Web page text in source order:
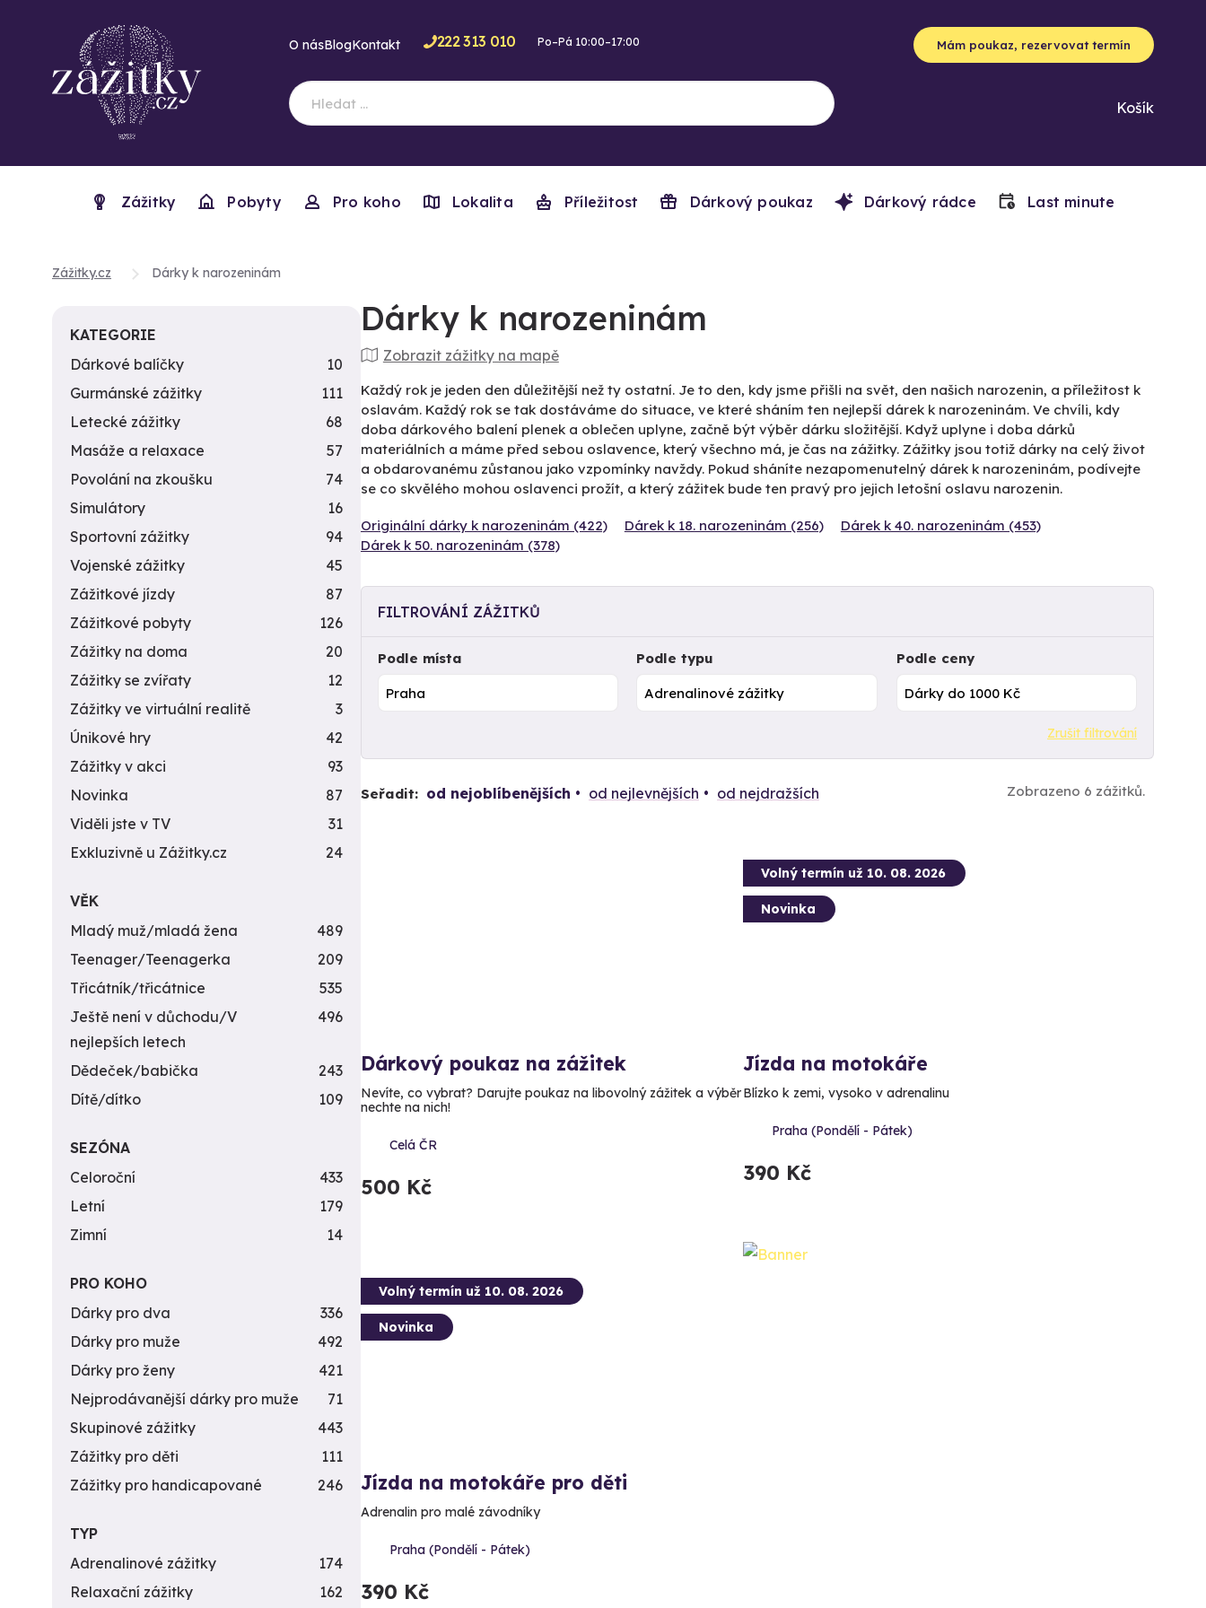
O násBlogKontakt 222 313 010 Po–Pá 10:00–17:00 Mám poukaz, rezervovat termín
Košík
Zážitky Pobyty Pro koho Lokalita Příležitost Dárkový poukaz Dárkový rádce Last minute
Zážitky.cz Dárky k narozeninám
Dárky k narozeninám
Zobrazit zážitky na mapě
Každý rok je jeden den důležitější než ty ostatní. Je to den, kdy jsme přišli na svět, den našich narozenin, a příležitost k
oslavám. Každý rok se tak dostáváme do situace, ve které sháním ten nejlepší dárek k narozeninám. Ve chvíli, kdy
doba dárkového balení plenek a oblečen uplyne, začně být výběr dárku složitější. Když uplyne i doba dárků
materiálních a máme před sebou oslavence, který všechno má, je čas na zážitky. Zážitky jsou totiž dárky na celý život
a obdarovanému zůstanou jako vzpomínky navždy. Pokud sháníte nezapomenutelný dárek k narozeninám, podívejte
se co skvělého mohou oslavenci prožít, a který zážitek bude ten pravý pro jejich letošní oslavu narozenin.
Originální dárky k narozeninám (422) Dárek k 18. narozeninám (256)
Dárek k 40. narozeninám (453)
Dárek k 50. narozeninám (378)
FILTROVÁNÍ ZÁŽITKŮ
Podle místa Podle typu Podle ceny
Zrušit filtrování
Seřadit: od nejoblíbenějších od nejlevnějších od nejdražších Zobrazeno 6 zážitků.
Dárkový poukaz na zážitek
Nevíte, co vybrat? Darujte poukaz na libovolný zážitek a výběr
nechte na nich!
Celá ČR
500 Kč
Volný termín už 10. 08. 2026
Novinka
Jízda na motokáře
Blízko k zemi, vysoko v adrenalinu
Praha (Pondělí - Pátek)
390 Kč
Volný termín už 10. 08. 2026
Novinka
Jízda na motokáře pro děti
Adrenalin pro malé závodníky
Praha (Pondělí - Pátek)
390 Kč
KATEGORIE
Dárkové balíčky
10
Gurmánské zážitky
111
Letecké zážitky
68
Masáže a relaxace
57
Povolání na zkoušku
74
Simulátory
16
Sportovní zážitky
94
Vojenské zážitky
45
Zážitkové jízdy
87
Zážitkové pobyty
126
Zážitky na doma
20
Zážitky se zvířaty
12
Zážitky ve virtuální realitě
3
Únikové hry
42
Zážitky v akci
93
Novinka
87
Viděli jste v TV
31
Exkluzivně u Zážitky.cz
24
VĚK
Mladý muž/mladá žena
489
Teenager/Teenagerka
209
Třicátník/třicátnice
535
Ještě není v důchodu/V
nejlepších letech
496
Dědeček/babička
243
Dítě/dítko
109
SEZÓNA
Celoroční
433
Letní
179
Zimní
14
PRO KOHO
Dárky pro dva
336
Dárky pro muže
492
Dárky pro ženy
421
Nejprodávanější dárky pro muže
71
Skupinové zážitky
443
Zážitky pro děti
111
Zážitky pro handicapované
246
TYP
Adrenalinové zážitky
174
Relaxační zážitky
162